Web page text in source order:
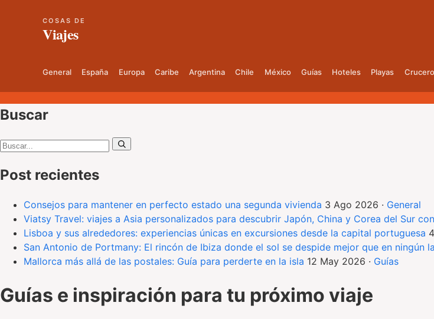
COSAS DE
Viajes
General España Europa Caribe Argentina Chile México Guías Hoteles Playas
Buscar
Buscar:
Post recientes
Consejos para mantener en perfecto estado una segunda vivienda 3 Ago 2026 · General
Viatsy Travel: viajes a Asia personalizados para descubrir Japón, China y Corea del Sur
Lisboa y sus alrededores: experiencias únicas en excursiones desde la capital portuguesa
San Antonio de Portmany: El rincón de Ibiza donde el sol se despide mejor que en ningún
Mallorca más allá de las postales: Guía para perderte en la isla 12 May 2026 · Guías
Guías e inspiración para tu próximo viaje